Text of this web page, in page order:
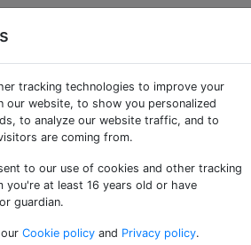
Zeiger
in C ++
ich definiere eine Klasse:
tracking technologies to improve your
our website, to show you personalized
to analyze our website traffic, and to
are coming from.
to our use of cookies and other tracking
you're at least 16 years old or have
guardian.
Cookie policy and Privacy policy.